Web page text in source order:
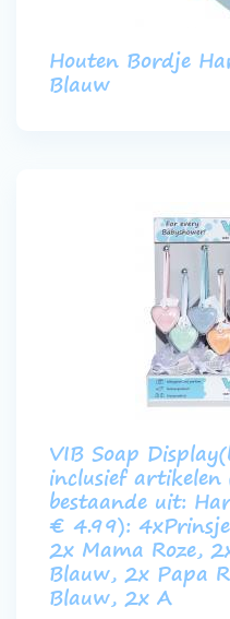
Houten Bordje
Blauw
VIB Soap
inclusief
bestaande uit:
€ 4.99):
2x Mama Roze,
Blauw, 2x Papa
Blauw, 2x A